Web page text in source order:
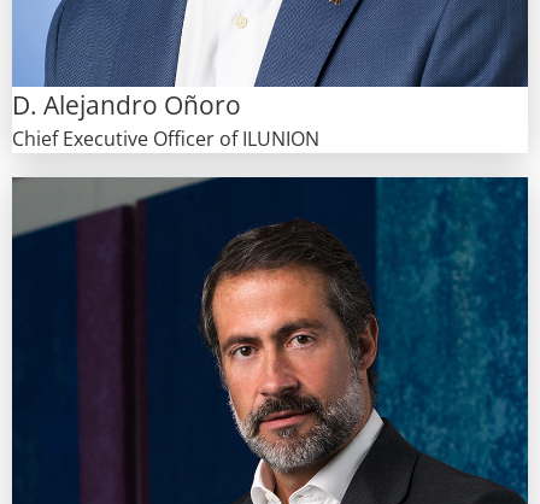
D. Alejandro Oñoro
Chief Executive Officer of ILUNION